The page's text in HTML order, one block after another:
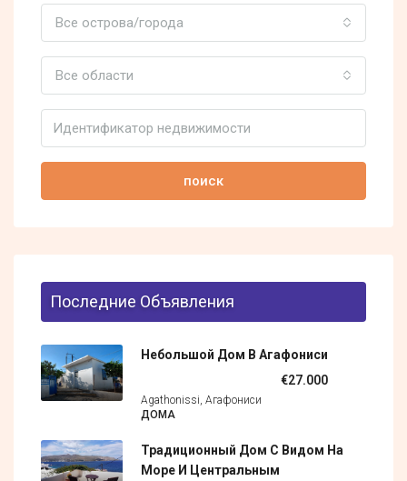
Все острова/города
Все области
поиск
Последние Объявления
Небольшой Дом В Агафониси
€27.000
Agathonissi, Агафониси
ДОМА
Традиционный Дом С Видом На
Море И Центральным